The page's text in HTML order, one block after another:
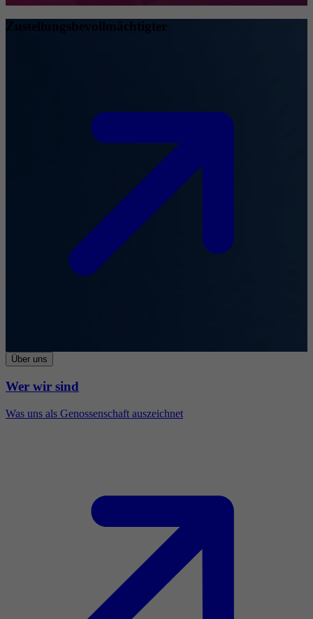
Zustellungsbevollmächtigter
Über uns
Wer wir sind
Was uns als Genossenschaft auszeichnet